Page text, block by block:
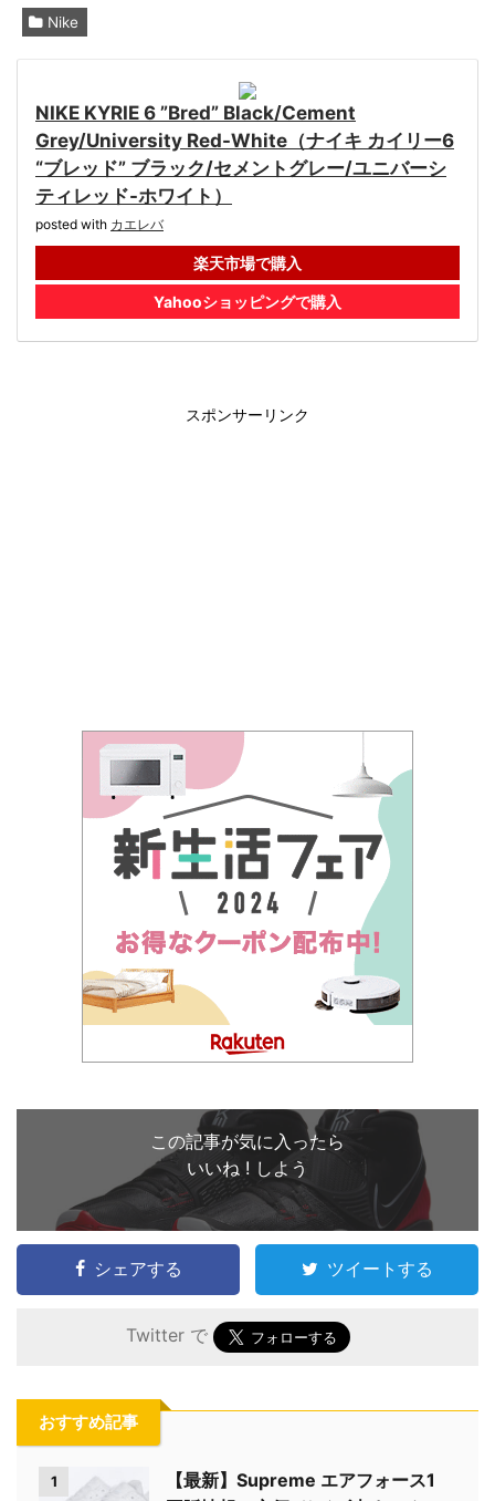
Nike
NIKE KYRIE 6 ”Bred” Black/Cement
Grey/University Red-White（ナイキ カイリー6
“ブレッド” ブラック/セメントグレー/ユニバーシ
ティレッド-ホワイト）
posted with カエレバ
楽天市場で購入
Yahooショッピングで購入
スポンサーリンク
この記事が気に入ったら
いいね ! しよう
シェアする ツイートする
Twitter で
おすすめ記事
1
【最新】Supreme エアフォース1